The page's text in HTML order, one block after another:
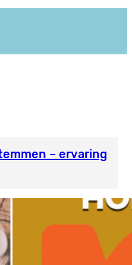
– ervaring